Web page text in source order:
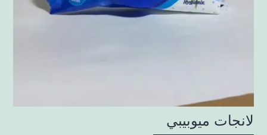
لانجات ميوبيبي